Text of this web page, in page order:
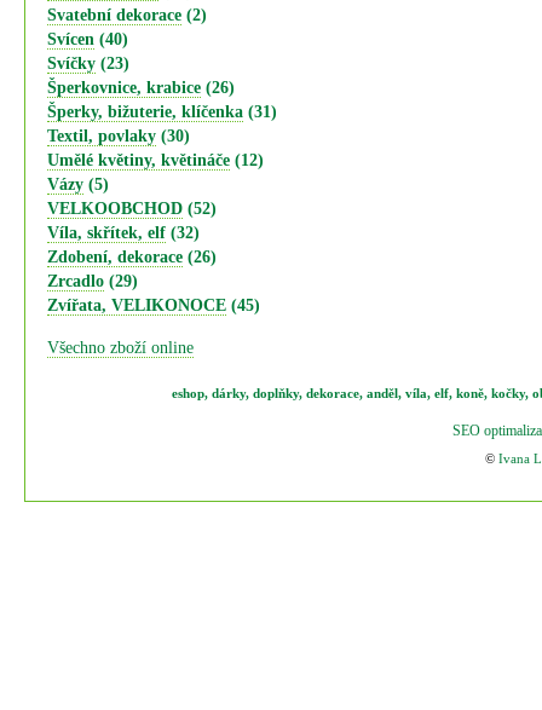
Svatební dekorace (2)
Svícen (40)
Svíčky (23)
Šperkovnice, krabice (26)
Šperky, bižuterie, klíčenka (31)
Textil, povlaky (30)
Umělé květiny, květináče (12)
Vázy (5)
VELKOOBCHOD (52)
Víla, skřítek, elf (32)
Zdobení, dekorace (26)
Zrcadlo (29)
Zvířata, VELIKONOCE (45)
Všechno zboží online
eshop, dárky, doplňky, dekorace, anděl, víla, elf, koně, kočky,
SEO
© Ivana